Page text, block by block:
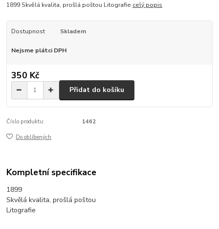
1899 Skvělá kvalita, prošlá poštou Litografie celý popis
Dostupnost Skladem
Nejsme plátci DPH
350 Kč
Přidat do košíku
Číslo produktu: 1462
Do oblíbených
Kompletní specifikace
1899
Skvělá kvalita, prošlá poštou
Litografie